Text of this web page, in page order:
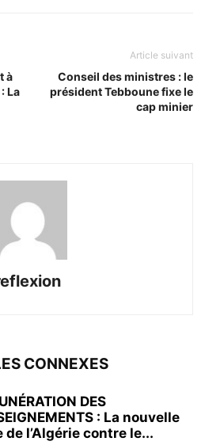
à
La
Article suivant
Conseil des ministres : le
président Tebboune fixe le
cap minier
CONNEXES
DES
: La nouvelle
de l’Algérie contre le...